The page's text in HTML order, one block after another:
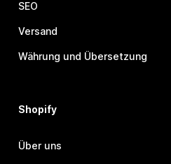
SEO
Versand
Währung und Übersetzung
Shopify
Über uns